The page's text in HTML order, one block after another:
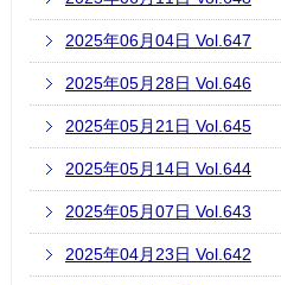
2025年06月04日 Vol.647
2025年05月28日 Vol.646
2025年05月21日 Vol.645
2025年05月14日 Vol.644
2025年05月07日 Vol.643
2025年04月23日 Vol.642